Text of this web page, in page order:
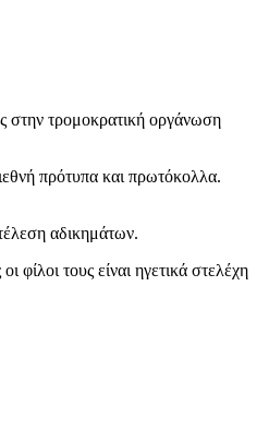
στην τρομοκρατική οργάνωση
πρότυπα και πρωτόκολλα.
αδικημάτων.
τους είναι ηγετικά στελέχη